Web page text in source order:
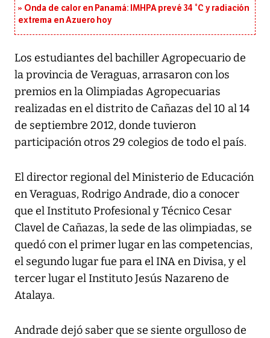
Onda de calor en Panamá: IMHPA prevé 34 °C y radiación
extrema en Azuero hoy
Los estudiantes del bachiller Agropecuario de
la provincia de Veraguas, arrasaron con los
premios en la Olimpiadas Agropecuarias
realizadas en el distrito de Cañazas del 10 al 14
de septiembre 2012, donde tuvieron
participación otros 29 colegios de todo el país.
El director regional del Ministerio de Educación
en Veraguas, Rodrigo Andrade, dio a conocer
que el Instituto Profesional y Técnico Cesar
Clavel de Cañazas, la sede de las olimpiadas, se
quedó con el primer lugar en las competencias,
el segundo lugar fue para el INA en Divisa, y el
tercer lugar el Instituto Jesús Nazareno de
Atalaya.
Andrade dejó saber que se siente orgulloso de